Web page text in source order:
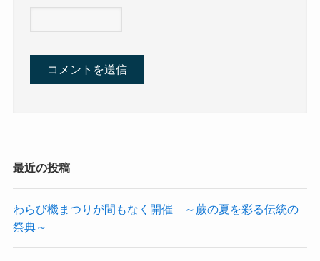
最近の投稿
わらび機まつりが間もなく開催 ～蕨の夏を彩る伝統の
祭典～